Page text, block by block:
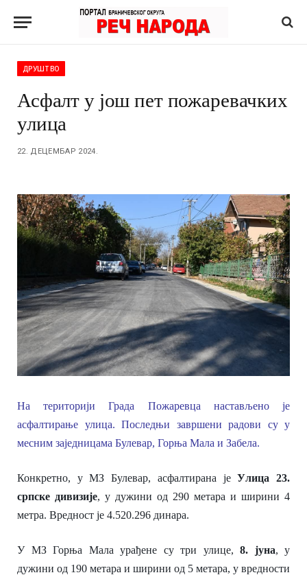
ДРУШТВО
Асфалт у још пет пожаревачких
улица
22. ДЕЦЕМБАР 2024.
На територији Града Пожаревца настављено је
асфалтирање улица. Последњи завршени радови су у
месним заједницама Булевар, Горња Мала и Забела.
Конкретно, уМЗ Булевар, асфалтирана јеУлица 23.
српске дивизије, у дужини од 290 метара и ширини 4
метра. Вредност је ‪4.520.296‬ динара.
У МЗ Горња Мала урађене су три улице, 8. јуна, у
дужини од 190 метара и ширини од 5 метара, у вредности